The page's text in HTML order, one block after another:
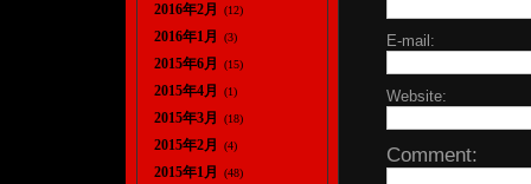
E-mail:
Website:
Comment:
2016年2月 (12)
2016年1月 (3)
2015年6月 (15)
2015年4月 (1)
2015年3月 (18)
2015年2月 (4)
2015年1月 (48)